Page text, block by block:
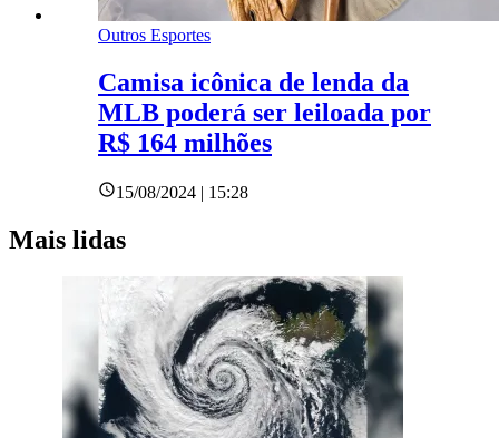
Outros Esportes
Camisa icônica de lenda da
MLB poderá ser leiloada por
R$ 164 milhões
15/08/2024 | 15:28
Mais lidas